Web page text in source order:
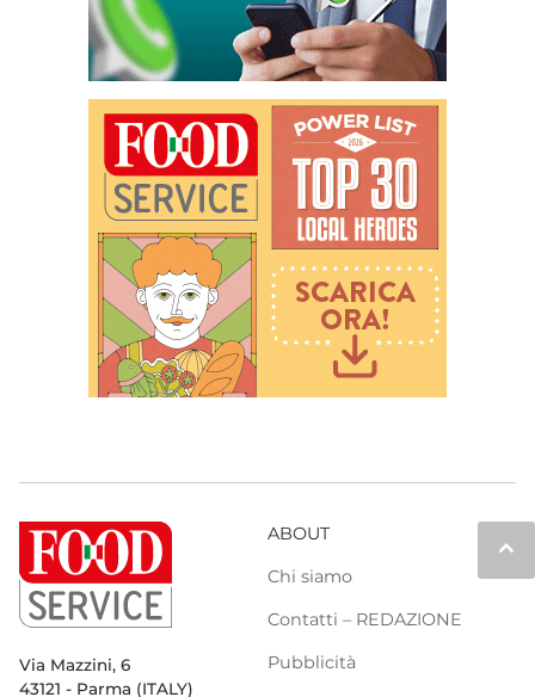
keyboard_arrow_up
Via Mazzini, 6
43121 - Parma (ITALY)
ABOUT
Chi siamo
Contatti – REDAZIONE
Pubblicità